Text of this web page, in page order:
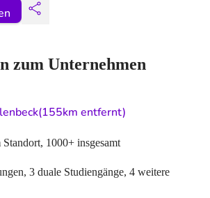
zum Unternehmen
(155km entfernt)
Standort, 1000+ insgesamt
3 duale Studiengänge, 4 weitere